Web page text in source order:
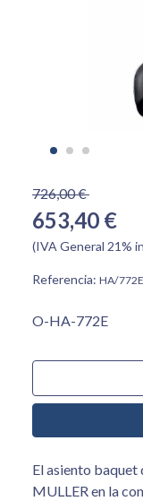
726,00 €
653,40 €
(IVA General 21%
Referencia: HA/772E
O-HA-772E
El asiento baquet
MULLER en la